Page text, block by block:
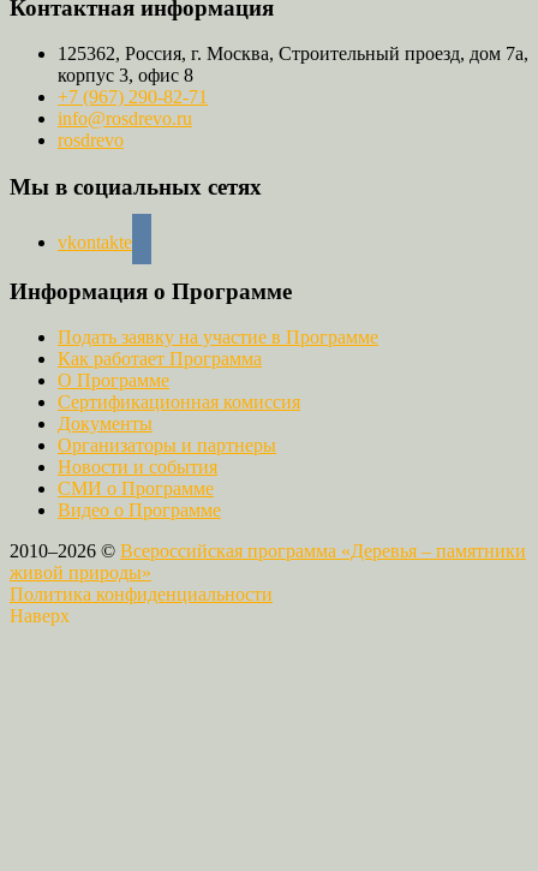
Контактная информация
125362, Россия, г. Москва, Строительный проезд, дом 7а,
корпус 3, офис 8
+7 (967) 290-82-71
info@rosdrevo.ru
rosdrevo
Мы в социальных сетях
vkontakte
Информация о Программе
Подать заявку на участие в Программе
Как работает Программа
О Программе
Сертификационная комиссия
Документы
Организаторы и партнеры
Новости и события
СМИ о Программе
Видео о Программе
2010–2026 © Всероссийская программа «Деревья – памятники
живой природы»
Политика конфиденциальности
Наверх